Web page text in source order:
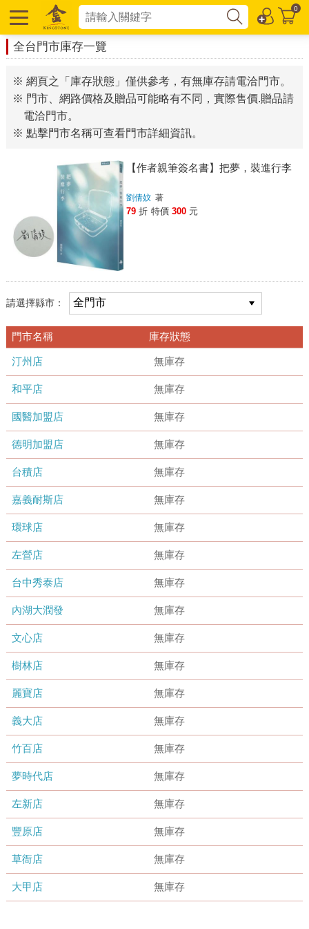
0
全台門市庫存一覽
※ 網頁之「庫存狀態」僅供參考，有無庫存請電洽門市。
※ 門市、網路價格及贈品可能略有不同，實際售價.贈品請
電洽門市。
※ 點擊門市名稱可查看門市詳細資訊。
【作者親筆簽名書】把夢，裝進行李
劉倩妏 著
79 折 特價 300 元
請選擇縣市：
門市名稱 庫存狀態
汀州店 無庫存
和平店 無庫存
國醫加盟店 無庫存
德明加盟店 無庫存
台積店 無庫存
嘉義耐斯店 無庫存
環球店 無庫存
左營店 無庫存
台中秀泰店 無庫存
內湖大潤發 無庫存
文心店 無庫存
樹林店 無庫存
麗寶店 無庫存
義大店 無庫存
竹百店 無庫存
夢時代店 無庫存
左新店 無庫存
豐原店 無庫存
草衙店 無庫存
大甲店 無庫存